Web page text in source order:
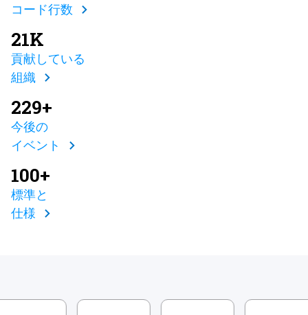
コード行数
21K
貢献している
組織
229+
今後の
イベント
100+
標準と
仕様